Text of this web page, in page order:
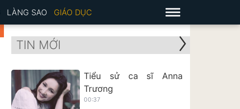
LÀNG SAO GIÁO DỤC
TIN MỚI
Tiểu sử ca sĩ Anna
Trương
00:37